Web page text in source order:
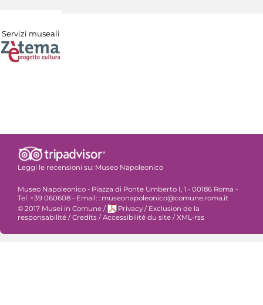
Servizi museali
Leggi le recensioni su: Museo Napoleonico
Museo Napoleonico - Piazza di Ponte Umberto I, 1 - 00186 Roma -
Tel. +39 060608 - Email: : museonapoleonico@comune.roma.it
© 2017 Musei in Comune / Privacy / Exclusion de la
responsabilité / Credits / Accessibilité du site / XML-rss